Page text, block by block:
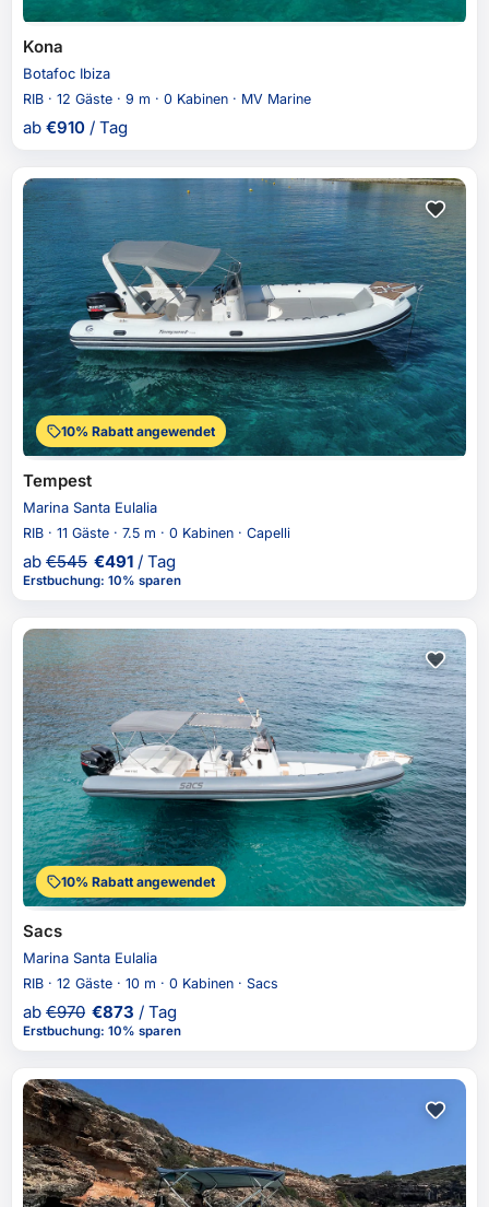
Kona
Botafoc Ibiza
RIB · 12 Gäste · 9 m · 0 Kabinen · MV Marine
ab €910 / Tag
10% Rabatt angewendet
Tempest
Marina Santa Eulalia
RIB · 11 Gäste · 7.5 m · 0 Kabinen · Capelli
ab €545 €491 / Tag
Erstbuchung: 10% sparen
10% Rabatt angewendet
Sacs
Marina Santa Eulalia
RIB · 12 Gäste · 10 m · 0 Kabinen · Sacs
ab €970 €873 / Tag
Erstbuchung: 10% sparen